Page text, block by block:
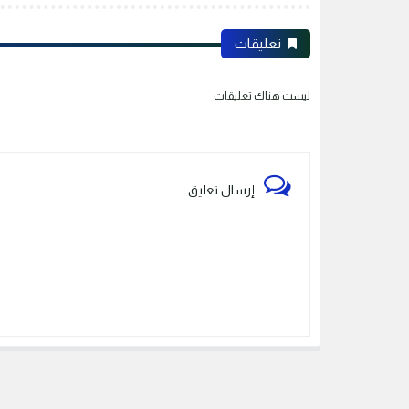
تعليقات
ليست هناك تعليقات
إرسال تعليق